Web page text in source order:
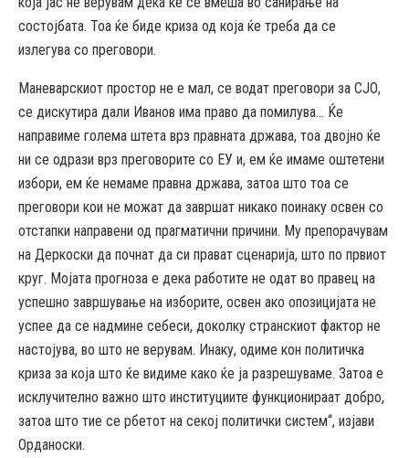
состојбата. Тоа ќе биде криза од која ќе треба да се
излегува со преговори.
Маневарскиот простор не е мал, се водат преговори за СЈО,
се дискутира дали Иванов има право да помилува… Ќе
направиме голема штета врз правната држава, тоа двојно ќе
ни се одрази врз преговорите со ЕУ и, ем ќе имаме оштетени
избори, ем ќе немаме правна држава, затоа што тоа се
преговори кои не можат да завршат никако поинаку освен со
отстапки направени од прагматични причини. Му препорачувам
на Деркоски да почнат да си прават сценарија, што по првиот
круг. Мојата прогноза е дека работите не одат во правец на
успешно завршување на изборите, освен ако опозицијата не
успее да се надмине себеси, доколку странскиот фактор не
настојува, во што не верувам. Инаку, одиме кон политичка
криза за која што ќе видиме како ќе ја разрешуваме. Затоа е
исклучително важно што институциите функционираат добро,
затоа што тие се рбетот на секој политички систем“, изјави
Орданоски.